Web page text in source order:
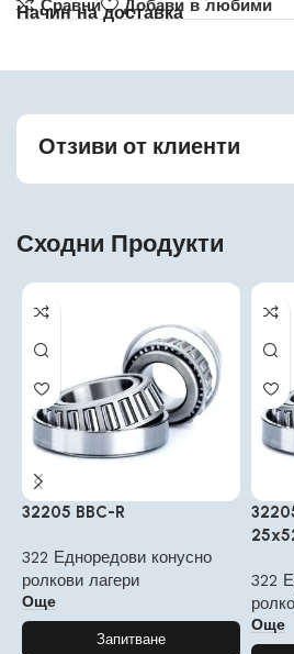
Сравни
Добави в любими
Начин на доставка
Отзиви от клиенти
Сходни Продукти
32205 BBC-R
322 Едноредови конусно
ролкови лагери
Още
Запитване
322
Още